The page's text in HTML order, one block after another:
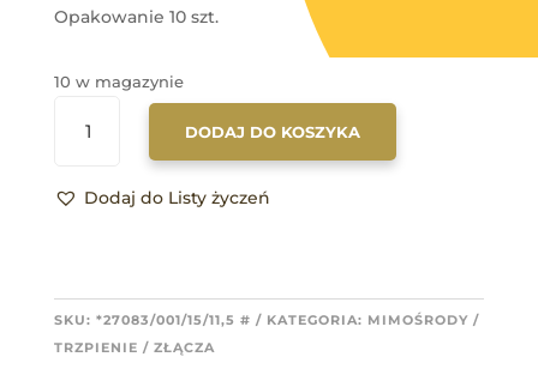
Opakowanie 10 szt.
10 w magazynie
27083/001/15/11,5 DODAJ DO KOSZYKA
Dodaj do Listy życzeń
SKU: *27083/001/15/11,5 # KATEGORIA: MIMOŚRODY /
TRZPIENIE / ZŁĄCZA